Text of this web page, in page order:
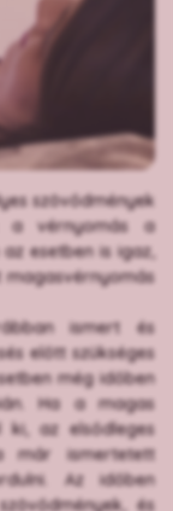
szövődmények
a vérnyomás a
esetben is igaz,
ismert és
előtt szükséges
még időben
Ha a magas
ki, az elsődleges
már ismertetett
Az időben
és